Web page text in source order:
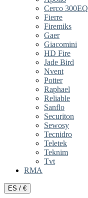
Cerco 300EQ
Fierre
Firemiks
Gaer
Giacomini
HD Fire
Jade Bird
Nvent
Potter
Raphael
Reliable
Sanflo
Securiton
Sewosy
Tecnidro
Teletek
Teknim
Tvt
RMA
ES / €